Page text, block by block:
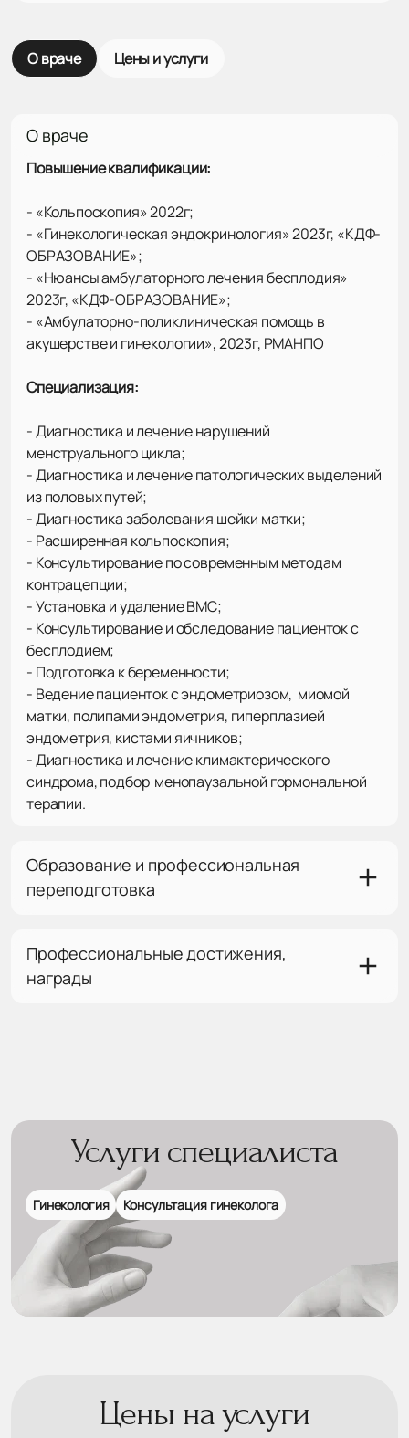
О враче Цены и услуги
О враче
Повышение квалификации:
- «Кольпоскопия» 2022г;
- «Гинекологическая эндокринология» 2023г, «КДФ-
ОБРАЗОВАНИЕ»;
- «Нюансы амбулаторного лечения бесплодия»
2023г, «КДФ-ОБРАЗОВАНИЕ»;
- «Амбулаторно-поликлиническая помощь в
акушерстве и гинекологии», 2023г, РМАНПО
Специализация:
- Диагностика и лечение нарушений
менструального цикла;
- Диагностика и лечение патологических выделений
из половых путей;
- Диагностика заболевания шейки матки;
- Расширенная кольпоскопия;
- Консультирование по современным методам
контрацепции;
- Установка и удаление ВМС;
- Консультирование и обследование пациенток с
бесплодием;
- Подготовка к беременности;
- Ведение пациенток с эндометриозом, миомой
матки, полипами эндометрия, гиперплазией
эндометрия, кистами яичников;
- Диагностика и лечение климактерического
синдрома, подбор менопаузальной гормональной
терапии.
Образование и профессиональная
переподготовка
Профессиональные достижения,
награды
Услуги специалиста
Гинекология Консультация гинеколога
Цены на услуги